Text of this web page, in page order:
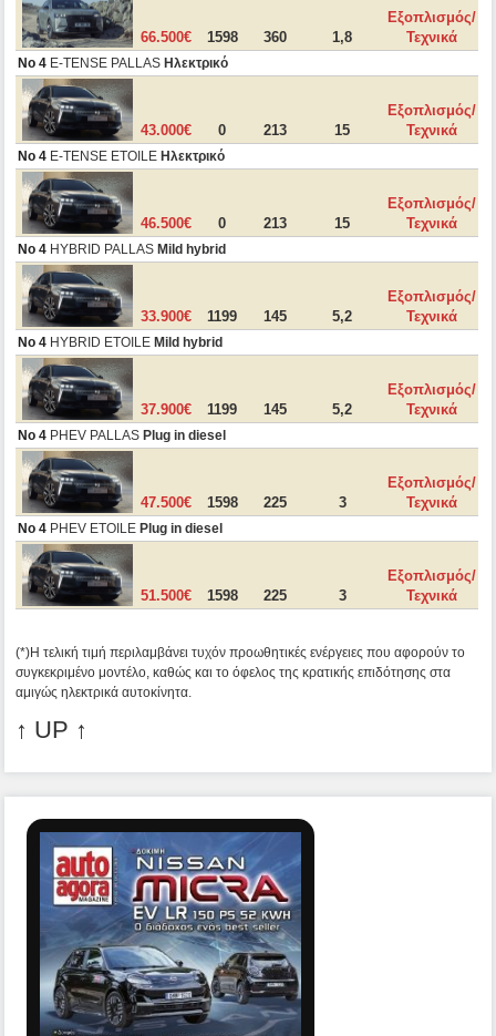
66.500€ 1598 360 1,8
Εξοπλισμός/
Τεχνικά
No 4 E-TENSE PALLAS Ηλεκτρικό
43.000€ 0 213 15
Εξοπλισμός/
Τεχνικά
No 4 E-TENSE ETOILE Ηλεκτρικό
46.500€ 0 213 15
Εξοπλισμός/
Τεχνικά
No 4 HYBRID PALLAS Mild hybrid
33.900€ 1199 145 5,2
Εξοπλισμός/
Τεχνικά
No 4 HYBRID ETOILE Mild hybrid
37.900€ 1199 145 5,2
Εξοπλισμός/
Τεχνικά
No 4 PHEV PALLAS Plug in diesel
47.500€ 1598 225 3
Εξοπλισμός/
Τεχνικά
No 4 PHEV ETOILE Plug in diesel
51.500€ 1598 225 3
Εξοπλισμός/
Τεχνικά
(*)Η τελική τιμή περιλαμβάνει τυχόν προωθητικές ενέργειες που αφορούν το
συγκεκριμένο μοντέλο, καθώς και το όφελος της κρατικής επιδότησης στα
αμιγώς ηλεκτρικά αυτοκίνητα.
↑ UP ↑